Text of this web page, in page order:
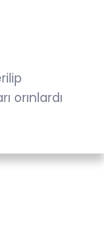
orınlardı